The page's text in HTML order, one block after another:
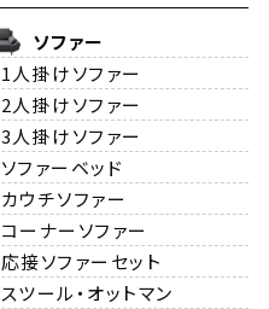
ソファー
1人掛けソファー
2人掛けソファー
3人掛けソファー
ソファーベッド
カウチソファー
コーナーソファー
応接ソファーセット
スツール・オットマン